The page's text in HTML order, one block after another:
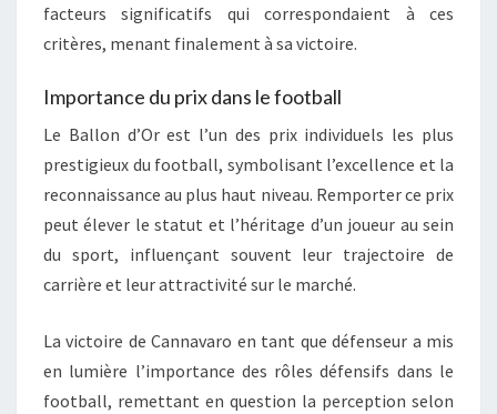
facteurs significatifs qui correspondaient à ces
critères, menant finalement à sa victoire.
Importance du prix dans le football
Le Ballon d’Or est l’un des prix individuels les plus
prestigieux du football, symbolisant l’excellence et la
reconnaissance au plus haut niveau. Remporter ce prix
peut élever le statut et l’héritage d’un joueur au sein
du sport, influençant souvent leur trajectoire de
carrière et leur attractivité sur le marché.
La victoire de Cannavaro en tant que défenseur a mis
en lumière l’importance des rôles défensifs dans le
football, remettant en question la perception selon